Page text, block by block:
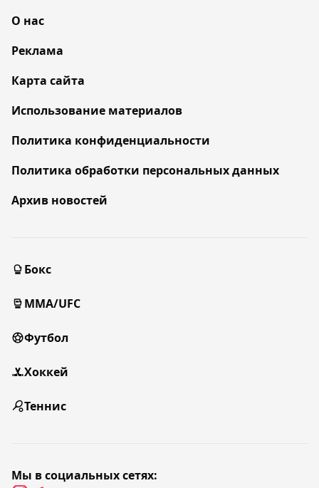
О нас
Реклама
Карта сайта
Использование материалов
Политика конфиденциальности
Политика обработки персональных данных
Архив новостей
Бокс
MMA/UFC
Футбол
Хоккей
Теннис
Мы в социальных сетях: